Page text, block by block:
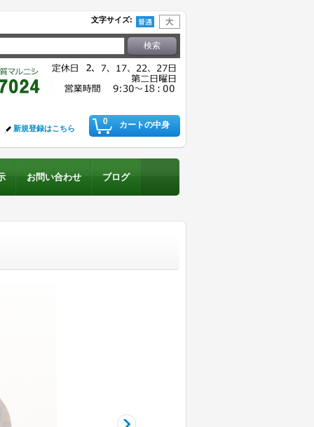
文字サイズ:
0 カートの中身
新規登録はこちら
お問い合わせ ブログ